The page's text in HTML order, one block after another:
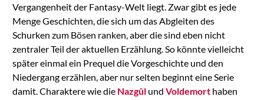
Vergangenheit der Fantasy-Welt liegt. Zwar gibt es jede
Menge Geschichten, die sich um das Abgleiten des
Schurken zum Bösen ranken, aber die sind eben nicht
zentraler Teil der aktuellen Erzählung. So könnte vielleicht
später einmal ein Prequel die Vorgeschichte und den
Niedergang erzählen, aber nur selten beginnt eine Serie
damit. Charaktere wie die Nazgûlund Voldemorthaben